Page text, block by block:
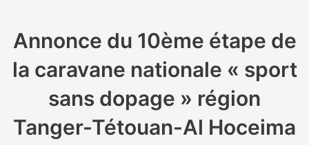
Annonce du 10ème étape de
la caravane nationale « sport
sans dopage » région
Tanger-Tétouan-Al Hoceima